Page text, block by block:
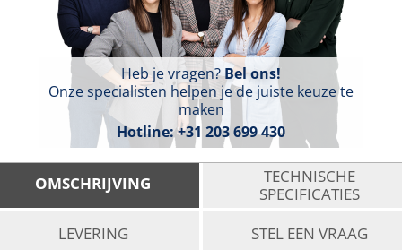
Heb je vragen?Bel ons!
Onze specialisten helpen je de juiste keuze te
maken
Hotline:+31 203 699 430
OMSCHRIJVING
TECHNISCHE
SPECIFICATIES
LEVERING
STEL EEN VRAAG